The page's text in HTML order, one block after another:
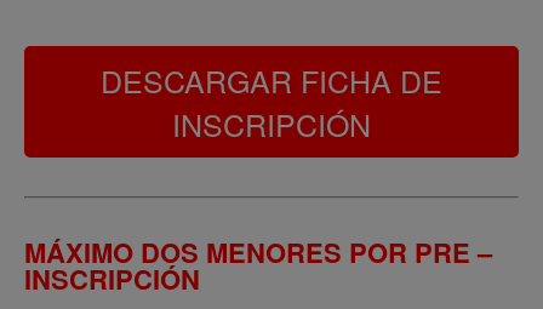
DESCARGAR FICHA DE
INSCRIPCIÓN
MÁXIMO DOS MENORES POR PRE –
INSCRIPCIÓN